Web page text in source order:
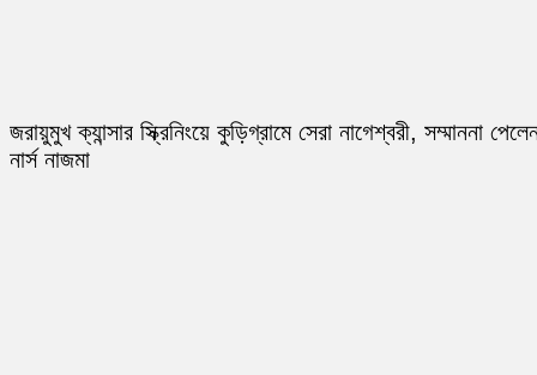
জরায়ুমুখ ক্যান্সার স্ক্রিনিংয়ে কুড়িগ্রামে সেরা নাগেশ্বরী, সম্মাননা
নার্স নাজমা